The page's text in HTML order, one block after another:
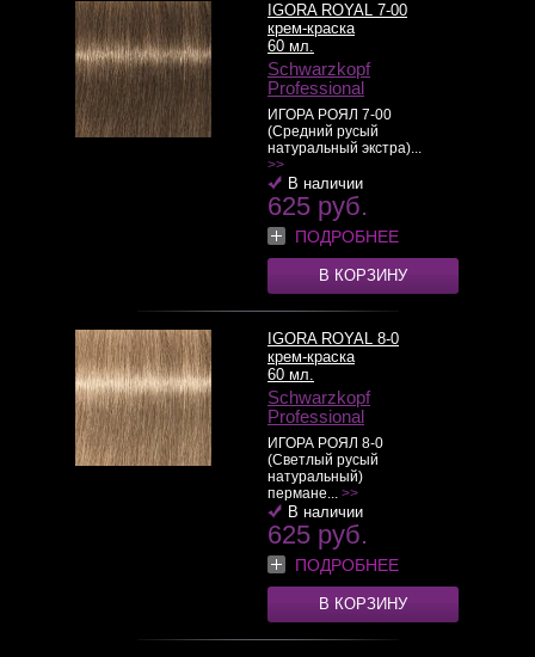
IGORA ROYAL 7-00
крем-краска
60 мл.
Schwarzkopf
Professional
ИГОРА РОЯЛ 7-00
(Средний русый
натуральный экстра)...
>>
В наличии
625 руб.
ПОДРОБНЕЕ
В КОРЗИНУ
IGORA ROYAL 8-0
крем-краска
60 мл.
Schwarzkopf
Professional
ИГОРА РОЯЛ 8-0
(Светлый русый
натуральный)
пермане... >>
В наличии
625 руб.
ПОДРОБНЕЕ
В КОРЗИНУ